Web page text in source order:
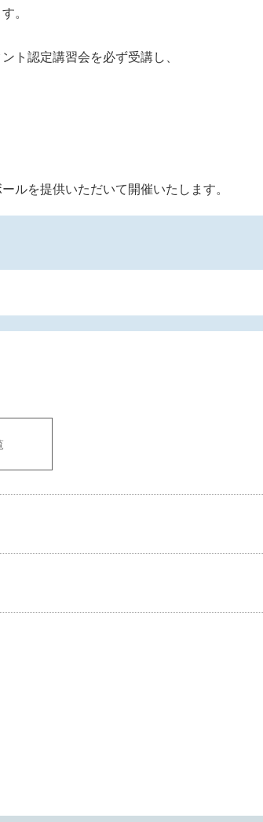
。
ト認定講習会を必ず受講し、
ルを提供いただいて開催いたします。